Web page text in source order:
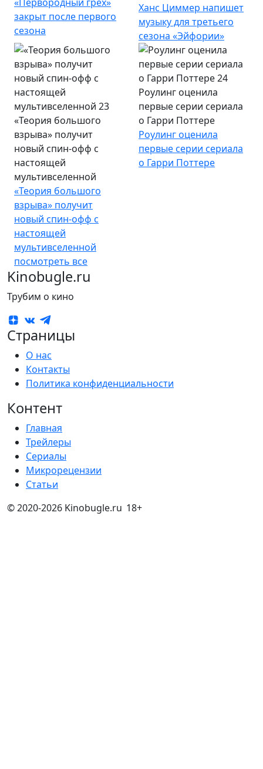
закрыт после первого
сезона
Ханс Циммер напишет
музыку для третьего
сезона «Эйфории»
«Теория большого
взрыва» получит
новый спин-офф с
настоящей
мультивселенной
«Теория большого
взрыва» получит
новый спин-офф с
настоящей
мультивселенной
Роулинг оценила
первые серии сериала
о Гарри Поттере
Роулинг оценила
первые серии сериала
о Гарри Поттере
посмотреть все
Kinobugle.ru
Трубим о кино
Страницы
О нас
Контакты
Политика конфиденциальности
Контент
Главная
Трейлеры
Сериалы
Микрорецензии
Статьи
© 2020-2026 Kinobugle.ru 18+